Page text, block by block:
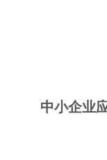
中小企业